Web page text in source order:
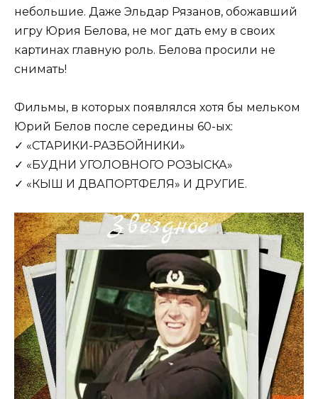
небольшие. Даже Эльдар Рязанов, обожавший
игру Юрия Белова, не мог дать ему в своих
картинах главную роль. Белова просили не
снимать!
Фильмы, в которых появлялся хотя бы мельком
Юрий Белов после середины 60-ых:
✓ «СТАРИКИ-РАЗБОЙНИКИ»
✓ «БУДНИ УГОЛОВНОГО РОЗЫСКА»
✓ «КЫШ И ДВАПОРТФЕЛЯ» И ДРУГИЕ.